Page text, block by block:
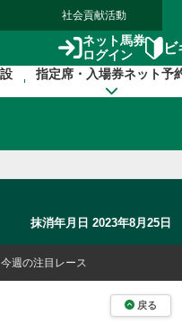
社会貢献活動
ネット馬券
ログイン
ビ
指定席・入場券ネット予
抹消年月日 2023年8月25日
今週の注目レース
戻る